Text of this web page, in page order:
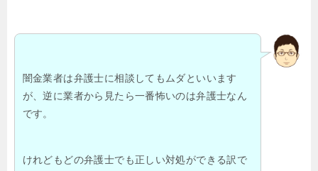
闇金業者は弁護士に相談してもムダといいます
が、逆に業者から見たら一番怖いのは弁護士なん
です。
けれどもどの弁護士でも正しい対処ができる訳で